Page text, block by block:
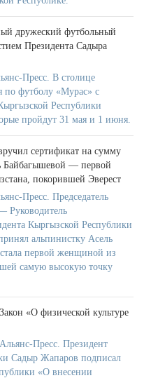
дружеский футбольный
Президента Садыра
Пресс. В столице
по футболу «Мурас» с
Республики
пройдут 31 мая и 1 июня.
сертификат на сумму
Байбагышевой — первой
покорившей Эверест
Пресс. Председатель
Руководитель
Кыргызской Республики
альпинистку Асель
первой женщиной из
самую высокую точку
«О физической культуре
Пресс. Президент
Садыр Жапаров подписал
«О внесении